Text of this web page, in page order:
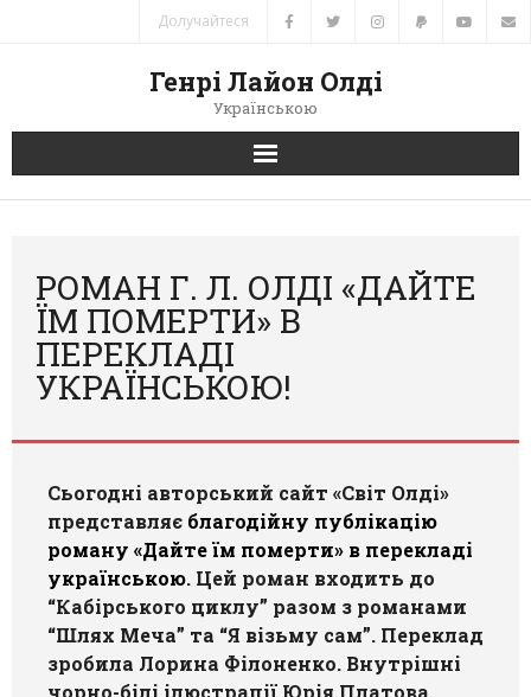
Долучайтеся
Генрі Лайон Олді
Українською
Головна
Автори
Книги
Переклади
Зв’язок
Галерея
Світ Олді
РОМАН Г. Л. ОЛДІ «ДАЙТЕ
ЇМ ПОМЕРТИ» В
ПЕРЕКЛАДІ
УКРАЇНСЬКОЮ!
Сьогодні авторський сайт «Світ Олді»
представляє благодійну публікацію
роману «Дайте їм померти» в перекладі
українською. Цей роман входить до
“Кабірського циклу” разом з романами
“Шлях Меча” та “Я візьму сам”. Переклад
зробила Лорина Філоненко. Внутрішні
чорно-білі ілюстрації Юрія Платова.